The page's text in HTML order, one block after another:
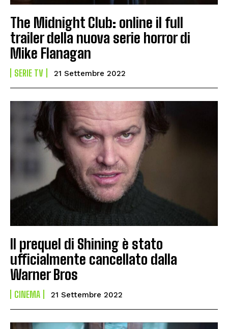
The Midnight Club: online il full
trailer della nuova serie horror di
Mike Flanagan
SERIE TV 21 Settembre 2022
Il prequel di Shining è stato
ufficialmente cancellato dalla
Warner Bros
CINEMA 21 Settembre 2022